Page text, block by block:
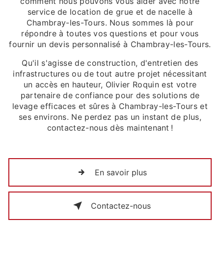
service de location de grue et de nacelle à
Chambray-les-Tours. Nous sommes là pour
répondre à toutes vos questions et pour vous
fournir un devis personnalisé à Chambray-les-Tours.
Qu'il s'agisse de construction, d'entretien des
infrastructures ou de tout autre projet nécessitant
un accès en hauteur, Olivier Roquin est votre
partenaire de confiance pour des solutions de
levage efficaces et sûres à Chambray-les-Tours et
ses environs. Ne perdez pas un instant de plus,
contactez-nous dès maintenant !
En savoir plus
Contactez-nous